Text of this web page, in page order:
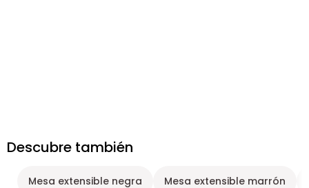
Descubre también
Mesa extensible negra Mesa extensible marrón